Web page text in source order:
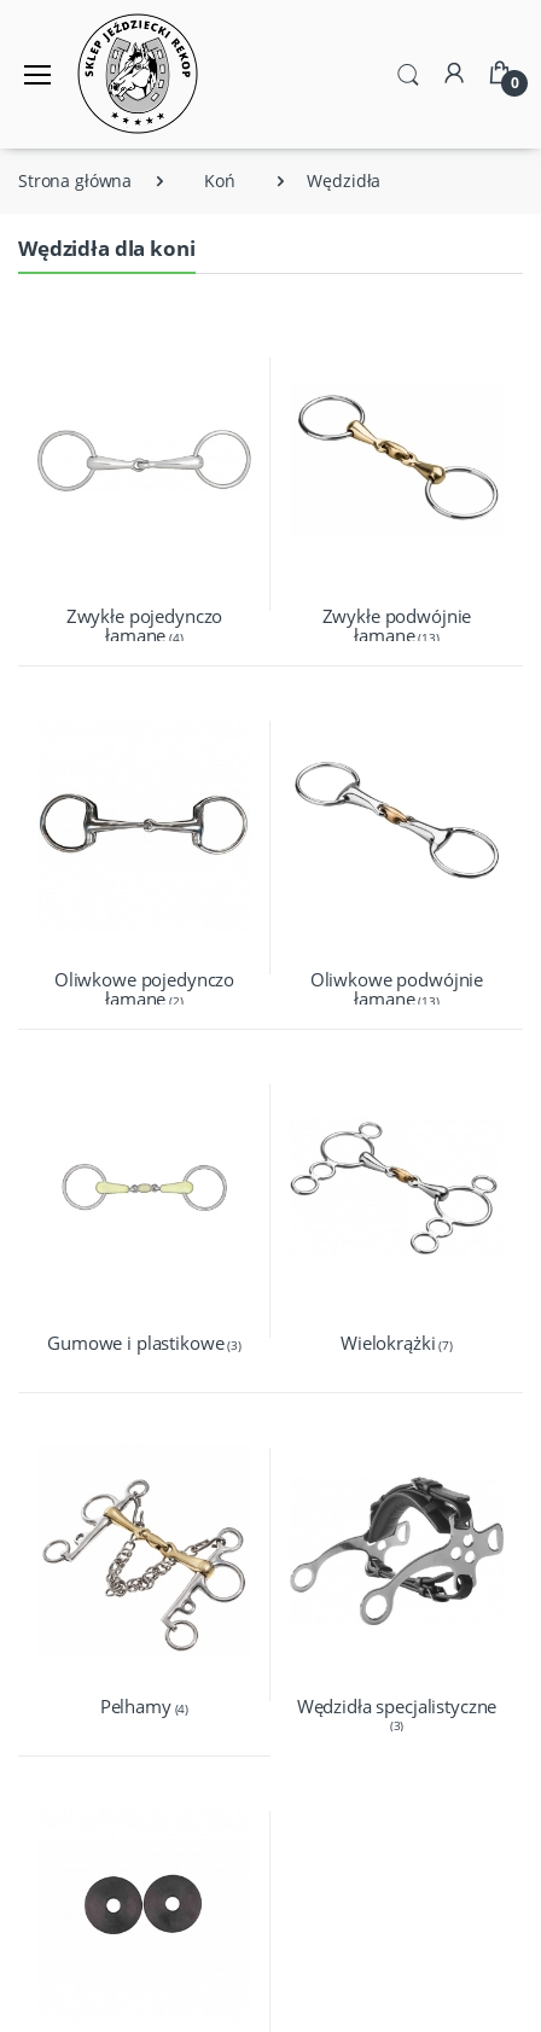
0
Strona główna Koń Wędzidła
Wędzidła dla koni
Zwykłe pojedynczo
łamane (4)
Zwykłe podwójnie
łamane (13)
Oliwkowe pojedynczo
łamane (2)
Oliwkowe podwójnie
łamane (13)
Gumowe i plastikowe (3) Wielokrążki (7)
Pelhamy (4) Wędzidła specjalistyczne
(3)